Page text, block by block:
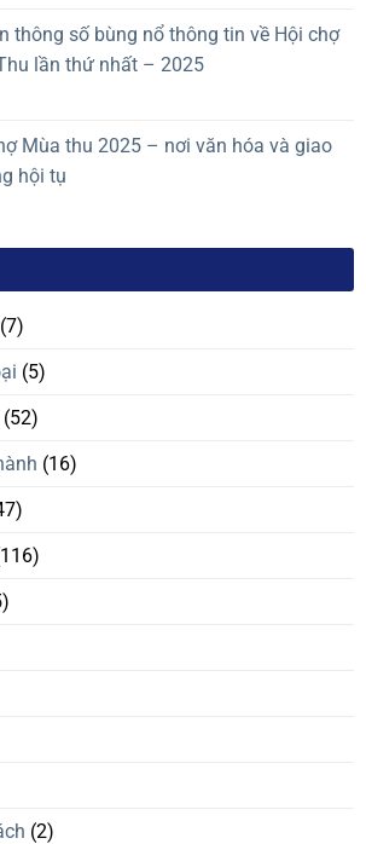
thông số bùng nổ thông tin về Hội chợ
lần thứ nhất – 2025
Mùa thu 2025 – nơi văn hóa và giao
hội tụ
(7)
(5)
(52)
(16)
(2)